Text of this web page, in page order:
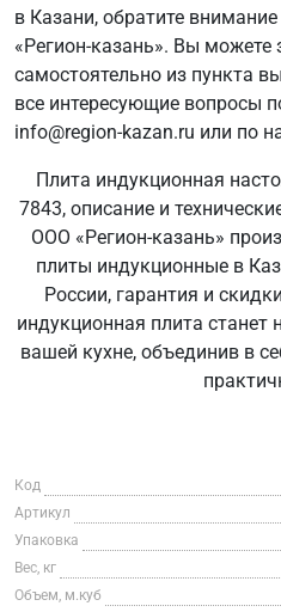
в Казани, обратите
«Регион-казань». Вы можете
самостоятельно из пункта
все интересующие вопросы
info@region-kazan.ru или по
Плита индукционная
7843, описание и
ООО «Регион-казань»
плиты индукционные в
России, гарантия и
индукционная плита
вашей кухне, объединив в
Код
Артикул
Упаковка
Вес, кг
Объем, м.куб